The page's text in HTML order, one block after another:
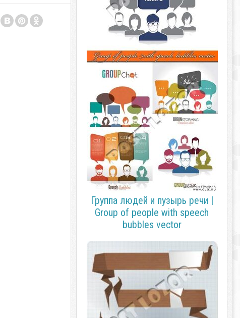
Группа людей и пузырь речи |
Group of people with speech
bubbles vector